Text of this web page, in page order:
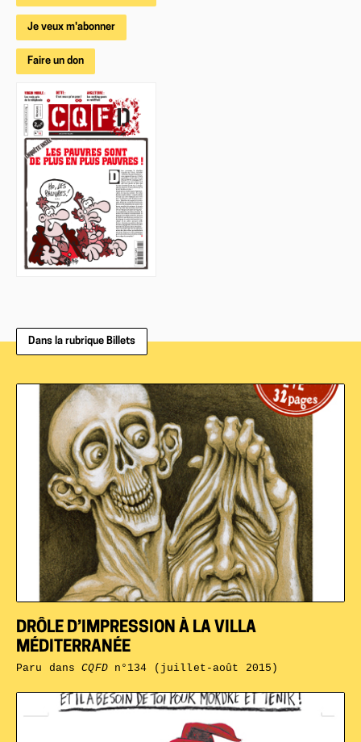
Je veux m'abonner
Faire un don
Dans la rubrique Billets
DRÔLE D’IMPRESSION À LA VILLA
MÉDITERRANÉE
Paru dansCQFDn°134 (juillet-août 2015)